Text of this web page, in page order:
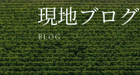
現地ブログ
BLOG